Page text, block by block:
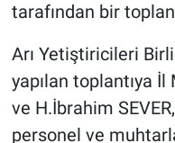
tarafından bir
Arı Yetiştiricileri
yapılan toplantıya İl
ve H.İbrahim
personel ve